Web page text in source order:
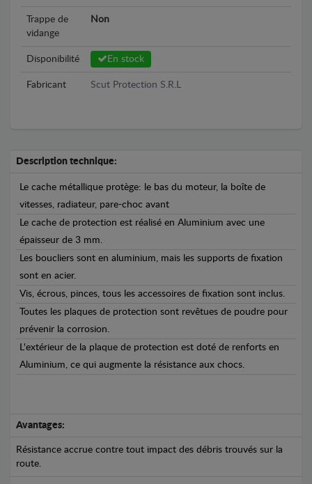
Trappe de
vidange
Non
Disponibilité En stock
Fabricant Scut Protection S.R.L
Description technique:
Le cache métallique protège: le bas du moteur, la boîte de
vitesses, radiateur, pare-choc avant
Le cache de protection est réalisé en Aluminium avec une
épaisseur de 3 mm.
Les boucliers sont en aluminium, mais les supports de fixation
sont en acier.
Vis, écrous, pinces, tous les accessoires de fixation sont inclus.
Toutes les plaques de protection sont revêtues de poudre pour
prévenir la corrosion.
L'extérieur de la plaque de protection est doté de renforts en
Aluminium, ce qui augmente la résistance aux chocs.
Avantages:
Résistance accrue contre tout impact des débris trouvés sur la
route.